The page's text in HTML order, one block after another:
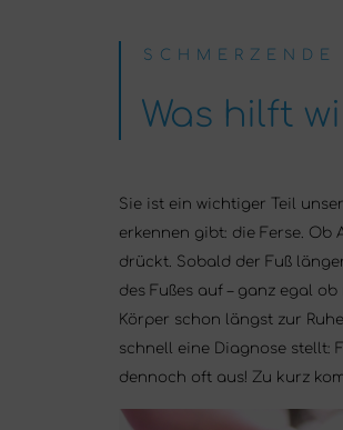
Was hilft
Sie ist ein wichtiger Teil
erkennen gibt: die Ferse. Ob
drückt. Sobald der Fuß
des Fußes auf – ganz egal
Körper schon längst zur
schnell eine Diagnose stellt:
dennoch oft aus! Zu kurz